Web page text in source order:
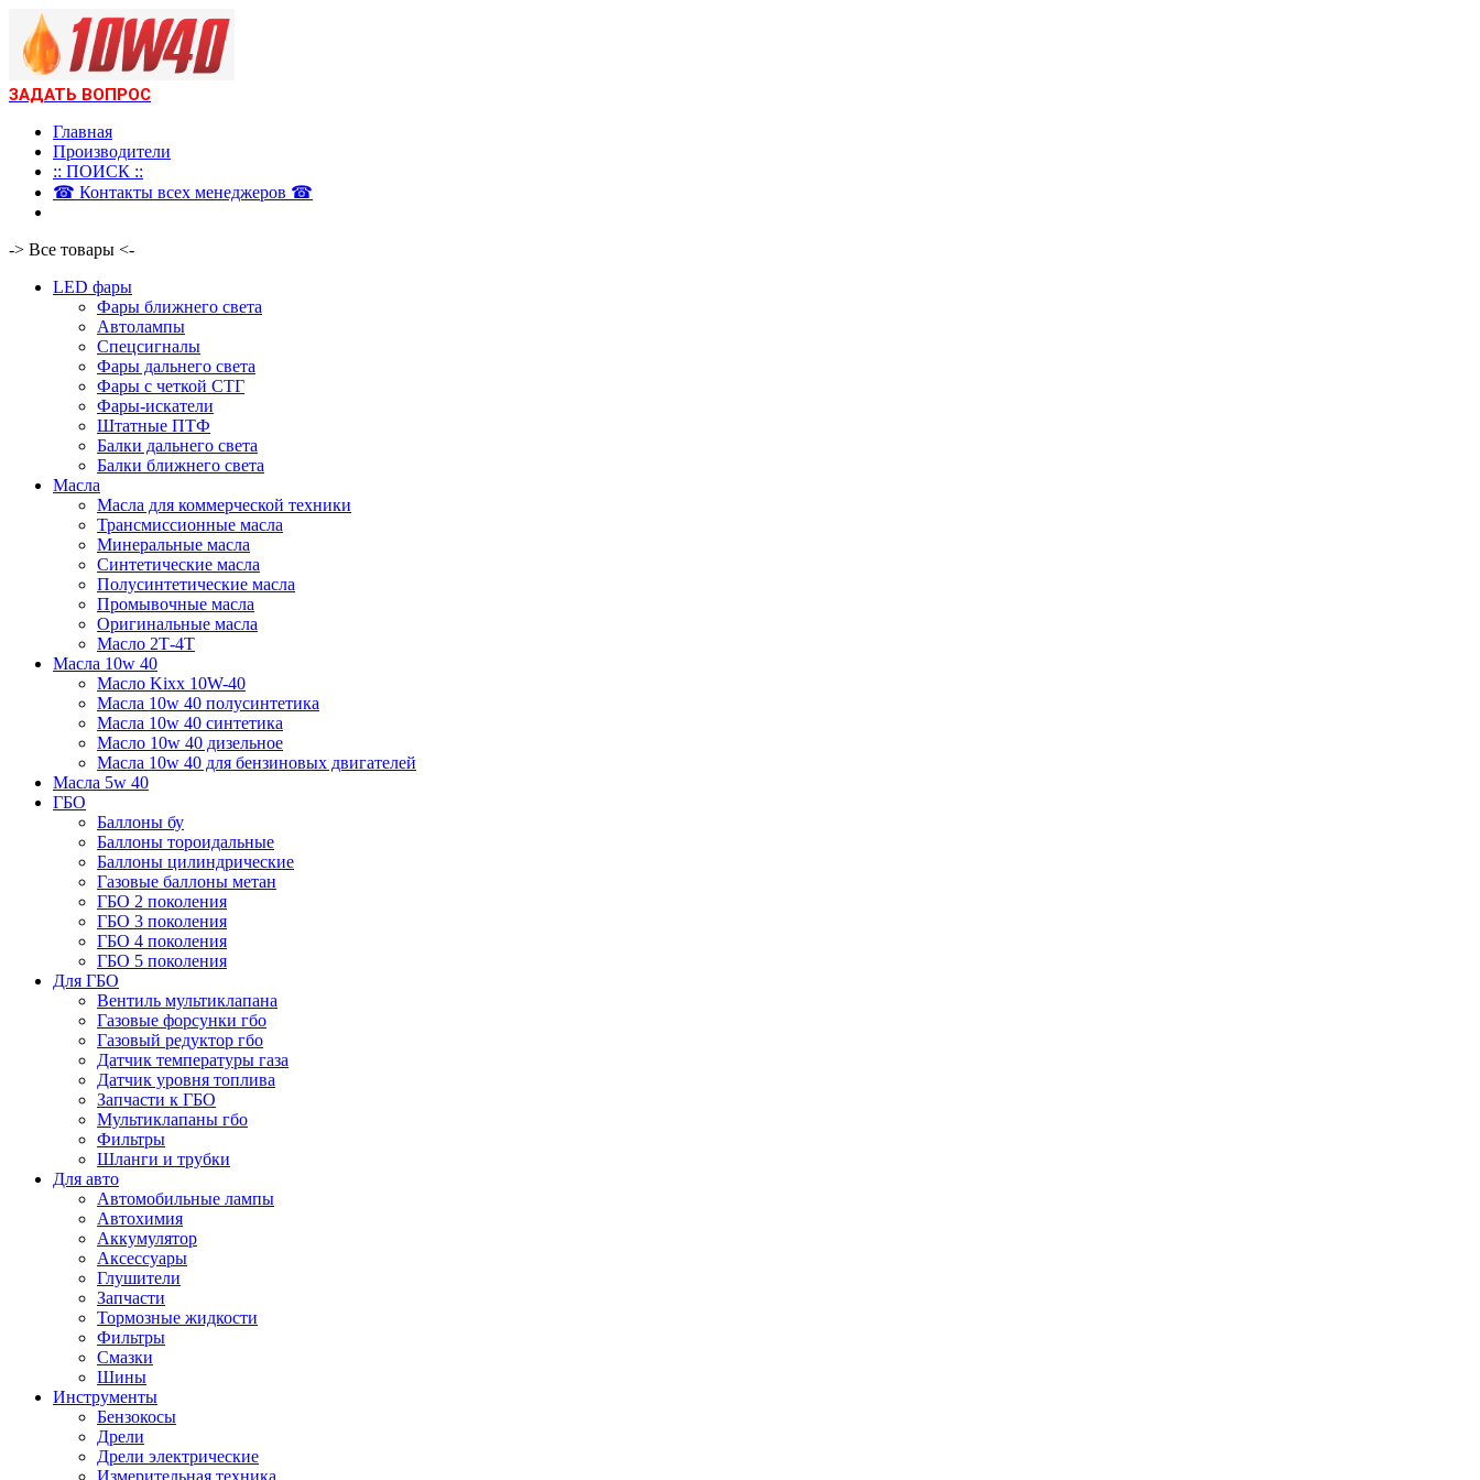
ЗАДАТЬ ВОПРОС
Главная
Производители
:: ПОИСК ::
☎ Контакты всех менеджеров ☎
-> Все товары <-
LED фары
Фары ближнего света
Автолампы
Спецсигналы
Фары дальнего света
Фары с четкой СТГ
Фары-искатели
Штатные ПТФ
Балки дальнего света
Балки ближнего света
Масла
Масла для коммерческой техники
Трансмиссионные масла
Минеральные масла
Синтетические масла
Полусинтетические масла
Промывочные масла
Оригинальные масла
Масло 2Т-4Т
Масла 10w 40
Mасло Kixx 10W-40
Масла 10w 40 полусинтетика
Масла 10w 40 синтетика
Масло 10w 40 дизельное
Масла 10w 40 для бензиновых двигателей
Масла 5w 40
ГБО
Баллоны бу
Баллоны тороидальные
Баллоны цилиндрические
Газовые баллоны метан
ГБО 2 поколения
ГБО 3 поколения
ГБО 4 поколения
ГБО 5 поколения
Для ГБО
Вентиль мультиклапана
Газовые форсунки гбо
Газовый редуктор гбо
Датчик температуры газа
Датчик уровня топлива
Запчасти к ГБО
Мультиклапаны гбо
Фильтры
Шланги и трубки
Для авто
Автомобильные лампы
Автохимия
Аккумулятор
Аксессуары
Глушители
Запчасти
Тормозные жидкости
Фильтры
Смазки
Шины
Инструменты
Бензокосы
Дрели
Дрели электрические
Измерительная техника